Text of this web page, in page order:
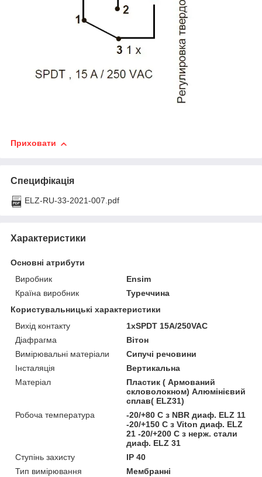
Приховати
Специфікація
ELZ-RU-33-2021-007.pdf
Характеристики
Основні атрибути
Виробник
Ensim
Країна виробник
Туреччина
Користувальницькі характеристики
Вихід контакту
1xSPDT 15A/250VAC
Діафрагма
Вітон
Вимірювальні матеріали
Сипучі речовини
Інсталяція
Вертикальна
Матеріал
Пластик ( Армований
скловолокном) Алюмінієвий
сплав( ELZ31)
Робоча температура
-20/+80 C з NBR диаф. ELZ 11
-20/+150 C з Viton диаф. ELZ
21 -20/+200 C з нерж. стали
диаф. ELZ 31
Ступінь захисту
IP 40
Тип вимірювання
Мембранні